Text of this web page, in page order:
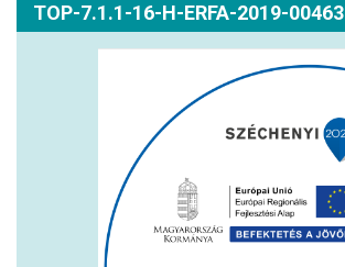
TOP-7.1.1-16-H-ERFA-2019-00463